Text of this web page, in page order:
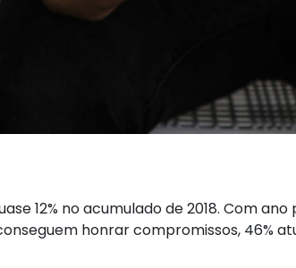
12% no acumulado de 2018. Com
honrar compromissos, 46%